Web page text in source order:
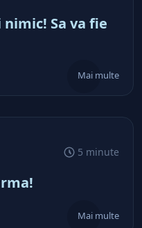
Sa va fie
Mai multe
5 minute
Mai multe